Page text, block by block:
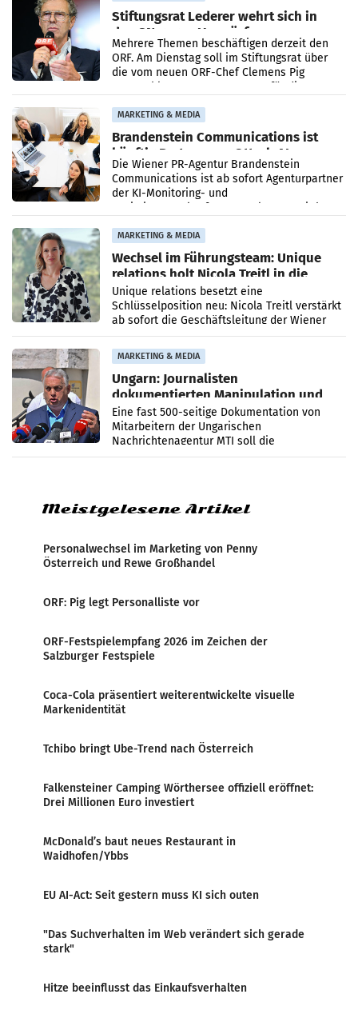
Stiftungsrat Lederer wehrt sich in
den SN gegen Vorwürfe
Mehrere Themen beschäftigen derzeit den
ORF. Am Dienstag soll im Stiftungsrat über
die vom neuen ORF-Chef Clemens Pig
vorgeschlagenen Besetzungen für die
MARKETING & MEDIA
Brandenstein Communications ist
künftig Partner von OtterlyAI
Die Wiener PR-Agentur Brandenstein
Communications ist ab sofort Agenturpartner
der KI-Monitoring- und
Optimierungsplattform OtterlyAI. Damit baut
MARKETING & MEDIA
Wechsel im Führungsteam: Unique
relations holt Nicola Treitl in die
Geschäftsleitung
Unique relations besetzt eine
Schlüsselposition neu: Nicola Treitl verstärkt
ab sofort die Geschäftsleitung der Wiener
PR-Agentur an der Seite von Josef Kalina und
Anna Kalina-Mahr.
MARKETING & MEDIA
Ungarn: Journalisten
dokumentierten Manipulation und
Zensur
Eine fast 500-seitige Dokumentation von
Mitarbeitern der Ungarischen
Nachrichtenagentur MTI soll die
systematische Nachrichten-Manipulation und
Meistgelesene Artikel
Personalwechsel im Marketing von Penny
Österreich und Rewe Großhandel
ORF: Pig legt Personalliste vor
ORF-Festspielempfang 2026 im Zeichen der
Salzburger Festspiele
Coca-Cola präsentiert weiterentwickelte visuelle
Markenidentität
Tchibo bringt Ube-Trend nach Österreich
Falkensteiner Camping Wörthersee offiziell eröffnet:
Drei Millionen Euro investiert
McDonald’s baut neues Restaurant in
Waidhofen/Ybbs
EU AI-Act: Seit gestern muss KI sich outen
"Das Suchverhalten im Web verändert sich gerade
stark"
Hitze beeinflusst das Einkaufsverhalten